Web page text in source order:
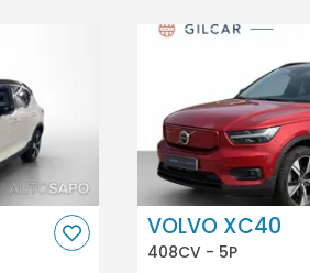
VOLVO XC40
408CV - 5P